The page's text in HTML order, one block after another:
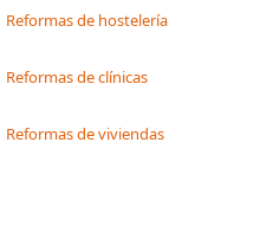
Reformas de hostelería
Reformas de clínicas
Reformas de viviendas